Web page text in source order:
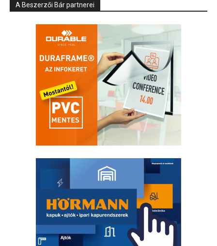
A Beszerzői Bár partnerei